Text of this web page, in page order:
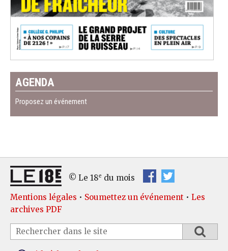
AGENDA
Proposez un événement
© Le 18e du mois
Mentions légales • Soumettez un événement • Les
archives PDF